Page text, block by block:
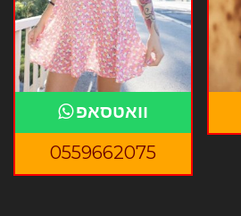
וואטסאפ
0559662075